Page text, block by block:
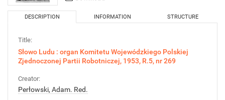
DESCRIPTION INFORMATION STRUCTURE
Title:
Słowo Ludu : organ Komitetu Wojewódzkiego Polskiej
Zjednoczonej Partii Robotniczej, 1953, R.5, nr 269
Creator:
Perłowski, Adam. Red.